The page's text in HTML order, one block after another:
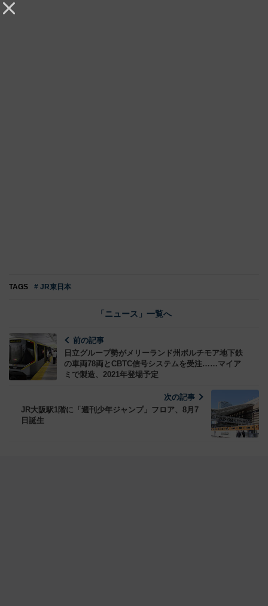
TAGS # JR東日本
「ニュース」一覧へ
前の記事
日立グループ勢がメリーランド州ボルチモア地下鉄
の車両78両とCBTC信号システムを受注……マイア
ミで製造、2021年登場予定
次の記事
JR大阪駅1階に「週刊少年ジャンプ」フロア、8月7
日誕生